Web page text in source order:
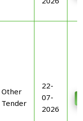
Other
Tender
22-
07-
2026